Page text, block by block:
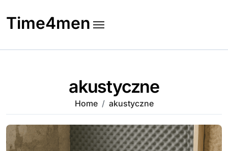
to
content
Time4men
akustyczne
Home akustyczne